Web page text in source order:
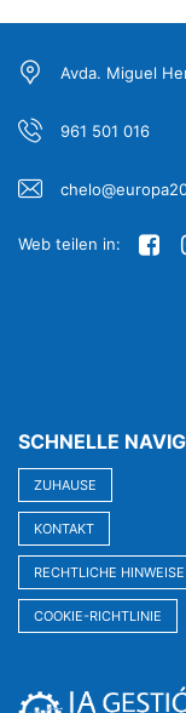
Avda. Miguel
961 501 016
Web teilen in:
SCHNELLE
ZUHAUSE
KONTAKT
RECHTLICHE HINWEISE
COOKIE-RICHTLINIE